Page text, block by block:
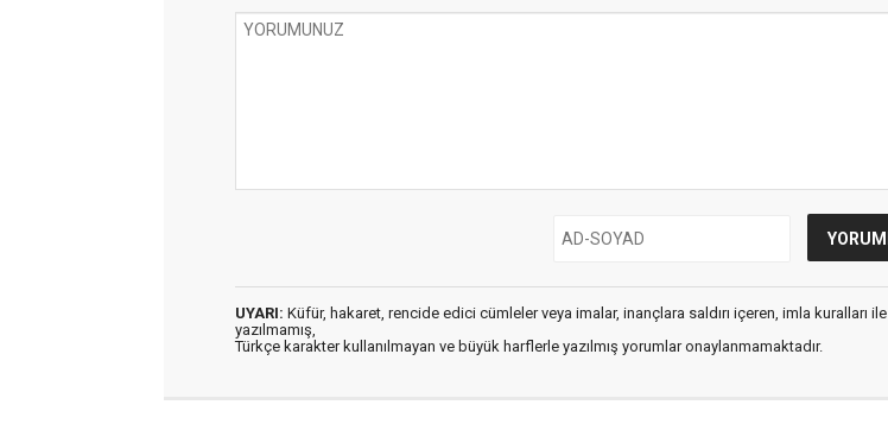
UYARI: Küfür, hakaret, rencide edici cümleler veya imalar, inançlara saldırı içeren, imla kuralları ile
yazılmamış,
Türkçe karakter kullanılmayan ve büyük harflerle yazılmış yorumlar onaylanmamaktadır.